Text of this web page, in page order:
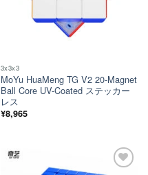
3x3x3
MoYu HuaMeng TG V2 20-Magnet
Ball Core UV-Coated ステッカー
レス
¥8,965